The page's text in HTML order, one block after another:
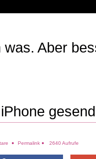
was. Aber
Permalink 2640 Aufrufe